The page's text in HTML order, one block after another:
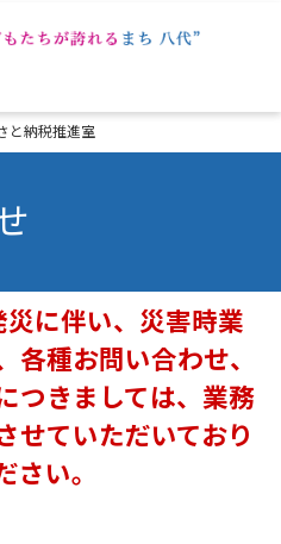
と納税推進室
に伴い、災害時業
各種お問い合わせ、
つきましては、業務
せていただいており
さい。